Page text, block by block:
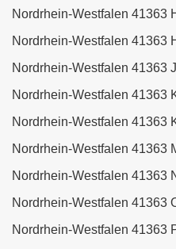
Nordrhein-Westfalen 41363
Nordrhein-Westfalen 41363
Nordrhein-Westfalen 41363
Nordrhein-Westfalen 41363
Nordrhein-Westfalen 41363
Nordrhein-Westfalen 41363
Nordrhein-Westfalen 41363
Nordrhein-Westfalen 41363
Nordrhein-Westfalen 41363